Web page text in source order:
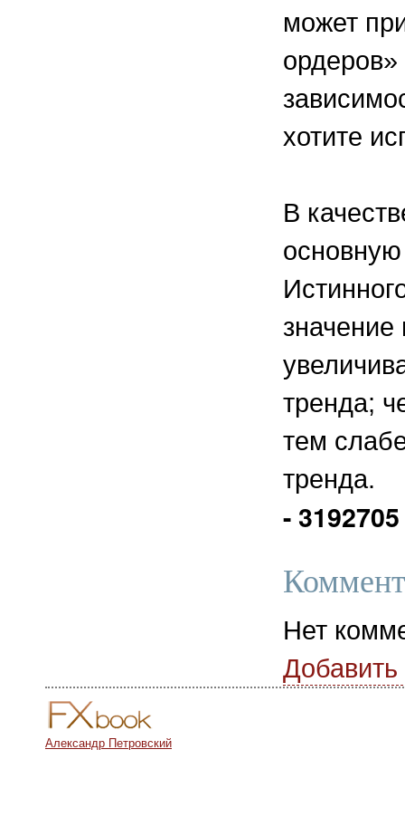
может
ордеров»
хотите
В
тренда;
тем
тренда.
- 3192705
Нет
Александр Петровский